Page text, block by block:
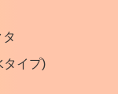
タイプ)